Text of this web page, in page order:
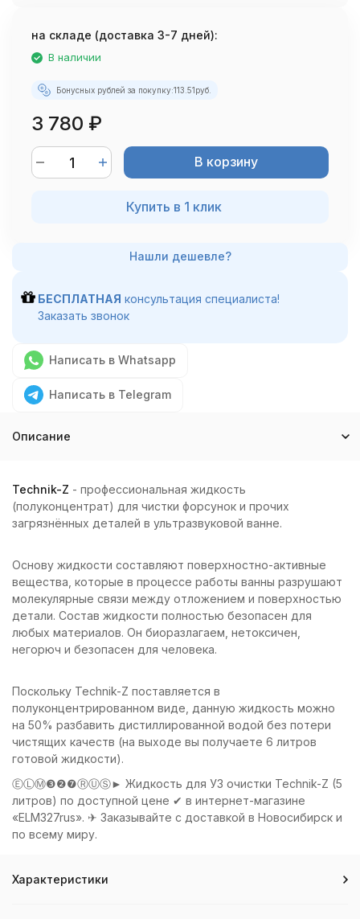
на складе (доставка 3-7 дней):
В наличии
Бонусных рублей за покупку:113.51руб.
3 780 ₽
В корзину
Купить в 1 клик
БЕСПЛАТНАЯ консультация специалиста!
Заказать звонок
Написать в Whatsapp
Написать в Telegram
Описание
Technik-Z - профессиональная жидкость
(полуконцентрат) для чистки форсунок и прочих
загрязнённых деталей в ультразвуковой ванне.
Основу жидкости составляют поверхностно-активные
вещества, которые в процессе работы ванны разрушают
молекулярные связи между отложением и поверхностью
детали. Состав жидкости полностью безопасен для
любых материалов. Он биоразлагаем, нетоксичен,
негорюч и безопасен для человека.
Поскольку Technik-Z поставляется в
полуконцентрированном виде, данную жидкость можно
на 50% разбавить дистиллированной водой без потери
чистящих качеств (на выходе вы получаете 6 литров
готовой жидкости).
ⒺⓁⓂ❸❷❼ⓇⓊⓈ► Жидкость для УЗ очистки Technik-Z (5
литров) по доступной цене ✔ в интернет-магазине
«ELM327rus». ✈ Заказывайте с доставкой в Новосибирск и
по всему миру.
Характеристики